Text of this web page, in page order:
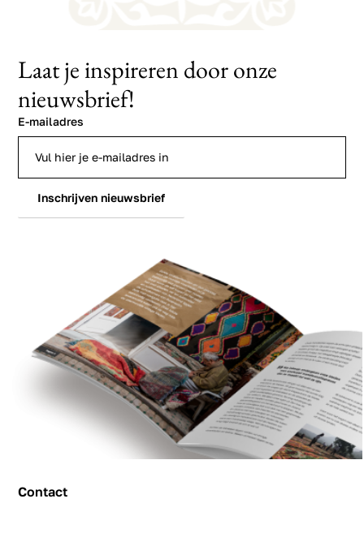
Contact
Laat je inspireren door onze
nieuwsbrief!
E-mailadres
Inschrijven nieuwsbrief